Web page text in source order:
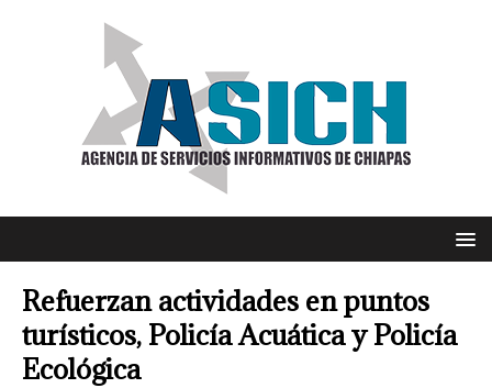
Refuerzan actividades en puntos
turísticos, Policía Acuática y Policía
Ecológica